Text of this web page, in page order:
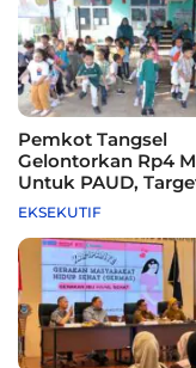
Pemkot Tangsel
Gelontorkan Rp4
Untuk PAUD,
115 Sekolah
EKSEKUTIF